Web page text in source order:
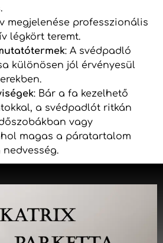
megjelenése professzionális
légkört teremt.
: A svédpadló
különösen jól érvényesül
: Bár a fa kezelhető
a svédpadlót ritkán
vagy
magas a páratartalom